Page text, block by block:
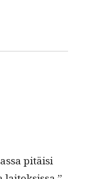
pitäisi